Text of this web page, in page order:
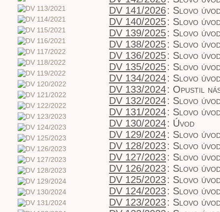
DV 141/2026: Slovo
DV 140/2025: Slovo
DV 139/2025: Slovo
DV 138/2025: Slovo
DV 136/2025: Slovo
DV 135/2025: Slovo
DV 134/2024: Slovo
DV 133/2024: Opustil
DV 132/2024: Slovo
DV 131/2024: Slovo
DV 130/2024: Úvod
DV 129/2024: Slovo
DV 128/2023: Slovo
DV 127/2023: Slovo
DV 126/2023: Slovo
DV 125/2023: Slovo
DV 124/2023: Slovo
DV 123/2023: Slovo